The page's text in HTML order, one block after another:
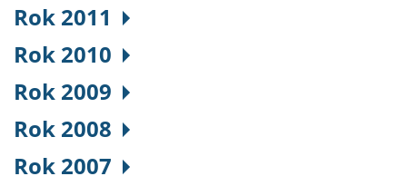
Rok 2011
Rok 2010
Rok 2009
Rok 2008
Rok 2007